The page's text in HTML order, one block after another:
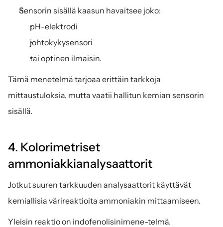
Sensorin sisällä kaasun havaitsee joko:
pH-elektrodi
johtokykysensori
tai optinen ilmaisin.
Tämä menetelmä tarjoaa erittäin tarkkoja
mittaustuloksia, mutta vaatii hallitun kemian sensorin
sisällä.
4. Kolorimetriset
ammoniakkianalysaattorit
Jotkut suuren tarkkuuden analysaattorit käyttävät
kemiallisia värireaktioita ammoniakin mittaamiseen.
Yleisin reaktio on indofenolisinimene-telmä.